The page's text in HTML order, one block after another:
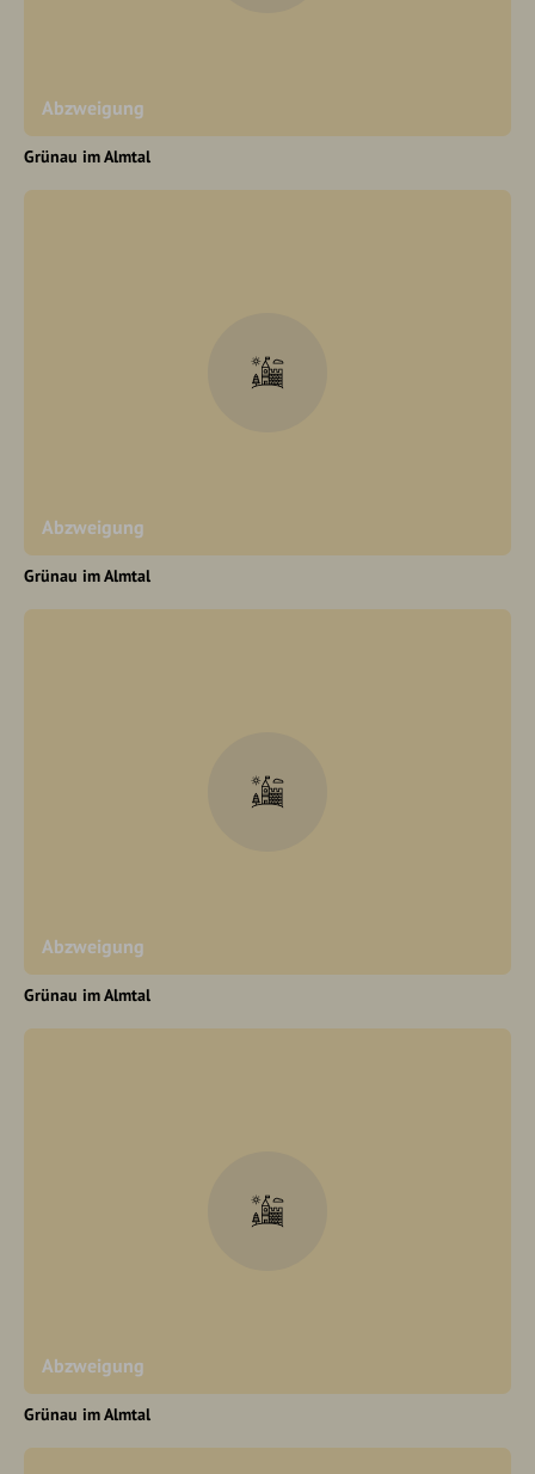
Abzweigung
Grünau im Almtal
Abzweigung
Grünau im Almtal
Abzweigung
Grünau im Almtal
Abzweigung
Grünau im Almtal